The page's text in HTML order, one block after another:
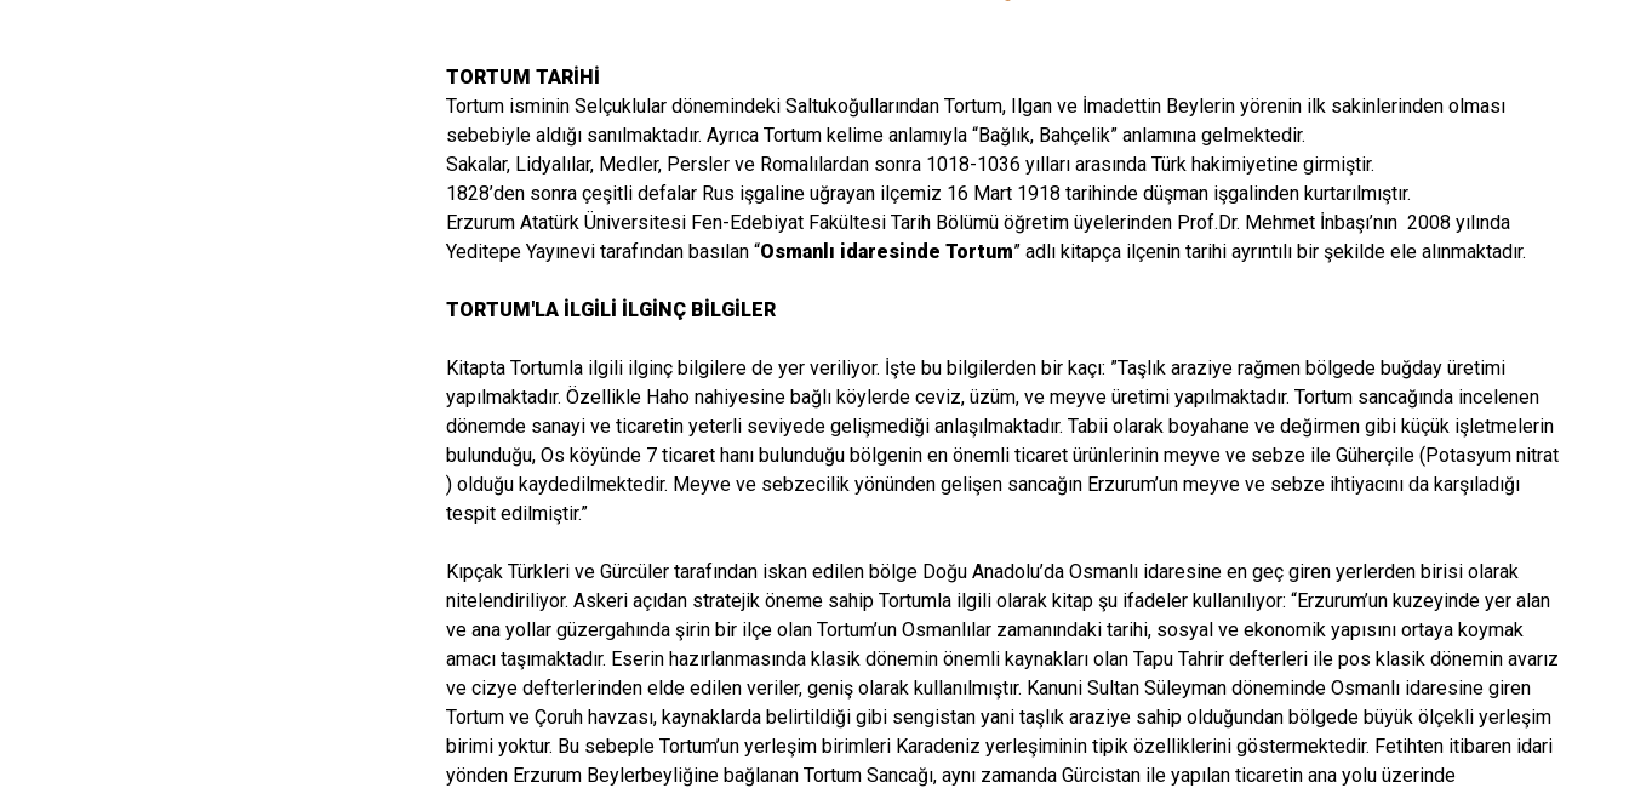
TORTUM TARİHİ
Tortum isminin Selçuklular dönemindeki Saltukoğullarından Tortum, Ilgan ve İmadettin Beylerin yörenin ilk sakinlerinden olması
sebebiyle aldığı sanılmaktadır. Ayrıca Tortum kelime anlamıyla “Bağlık, Bahçelik” anlamına gelmektedir.
Sakalar, Lidyalılar, Medler, Persler ve Romalılardan sonra 1018-1036 yılları arasında Türk hakimiyetine girmiştir.
1828’den sonra çeşitli defalar Rus işgaline uğrayan ilçemiz 16 Mart 1918 tarihinde düşman işgalinden kurtarılmıştır.
Erzurum Atatürk Üniversitesi Fen-Edebiyat Fakültesi Tarih Bölümü öğretim üyelerinden Prof.Dr. Mehmet İnbaşı’nın 2008 yılında
Yeditepe Yayınevi tarafından basılan “Osmanlı idaresinde Tortum” adlı kitapça ilçenin tarihi ayrıntılı bir şekilde ele alınmaktadır.
TORTUM'LA İLGİLİ İLGİNÇ BİLGİLER
Kitapta Tortumla ilgili ilginç bilgilere de yer veriliyor. İşte bu bilgilerden bir kaçı: ”Taşlık araziye rağmen bölgede buğday üretimi
yapılmaktadır. Özellikle Haho nahiyesine bağlı köylerde ceviz, üzüm, ve meyve üretimi yapılmaktadır. Tortum sancağında incelenen
dönemde sanayi ve ticaretin yeterli seviyede gelişmediği anlaşılmaktadır. Tabii olarak boyahane ve değirmen gibi küçük işletmelerin
bulunduğu, Os köyünde 7 ticaret hanı bulunduğu bölgenin en önemli ticaret ürünlerinin meyve ve sebze ile Güherçile (Potasyum nitrat
) olduğu kaydedilmektedir. Meyve ve sebzecilik yönünden gelişen sancağın Erzurum’un meyve ve sebze ihtiyacını da karşıladığı
tespit edilmiştir.”
Kıpçak Türkleri ve Gürcüler tarafından iskan edilen bölge Doğu Anadolu’da Osmanlı idaresine en geç giren yerlerden birisi olarak
nitelendiriliyor. Askeri açıdan stratejik öneme sahip Tortumla ilgili olarak kitap şu ifadeler kullanılıyor: “Erzurum’un kuzeyinde yer alan
ve ana yollar güzergahında şirin bir ilçe olan Tortum’un Osmanlılar zamanındaki tarihi, sosyal ve ekonomik yapısını ortaya koymak
amacı taşımaktadır. Eserin hazırlanmasında klasik dönemin önemli kaynakları olan Tapu Tahrir defterleri ile pos klasik dönemin avarız
ve cizye defterlerinden elde edilen veriler, geniş olarak kullanılmıştır. Kanuni Sultan Süleyman döneminde Osmanlı idaresine giren
Tortum ve Çoruh havzası, kaynaklarda belirtildiği gibi sengistan yani taşlık araziye sahip olduğundan bölgede büyük ölçekli yerleşim
birimi yoktur. Bu sebeple Tortum’un yerleşim birimleri Karadeniz yerleşiminin tipik özelliklerini göstermektedir. Fetihten itibaren idari
yönden Erzurum Beylerbeyliğine bağlanan Tortum Sancağı, aynı zamanda Gürcistan ile yapılan ticaretin ana yolu üzerinde